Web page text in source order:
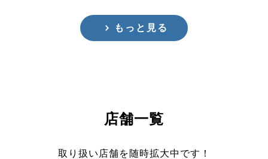
もっと見る
店舗一覧
取り扱い店舗を随時拡大中です！